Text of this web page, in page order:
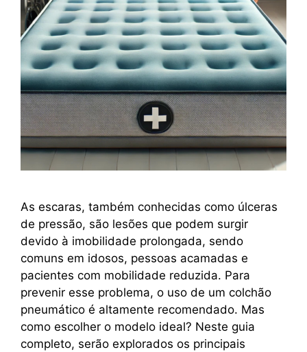
As escaras, também conhecidas como úlceras
de pressão, são lesões que podem surgir
devido à imobilidade prolongada, sendo
comuns em idosos, pessoas acamadas e
pacientes com mobilidade reduzida. Para
prevenir esse problema, o uso de um colchão
pneumático é altamente recomendado. Mas
como escolher o modelo ideal? Neste guia
completo, serão explorados os principais